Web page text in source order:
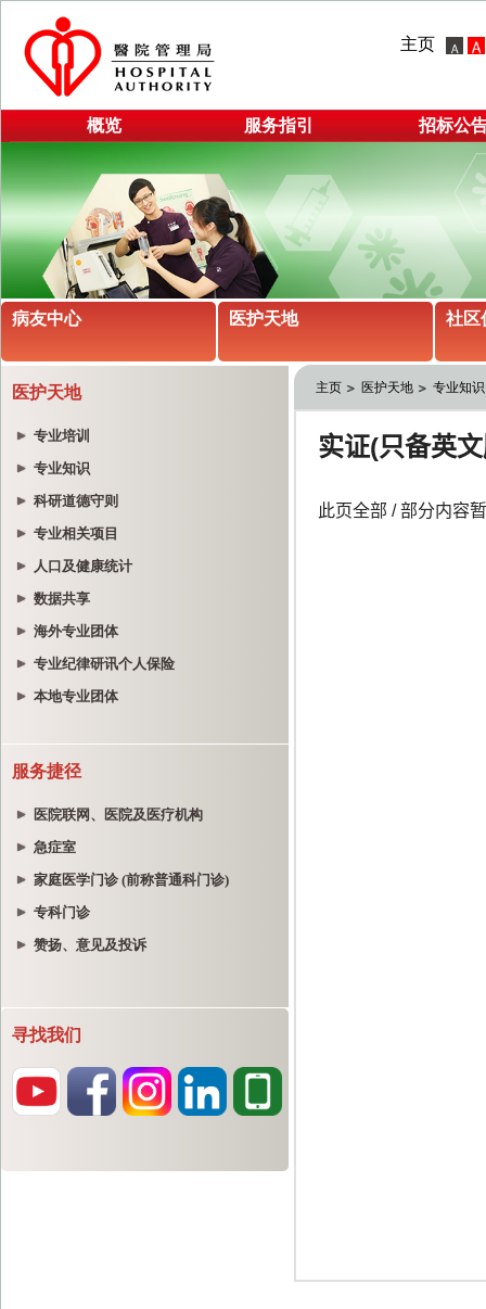
主页
概览 服务指引 招标公
病友中心 医护天地 社区
医护天地
专业培训
专业知识
科研道德守则
专业相关项目
人口及健康统计
数据共享
海外专业团体
专业纪律研讯个人保险
本地专业团体
服务捷径
医院联网、医院及医疗机构
急症室
家庭医学门诊 (前称普通科门诊)
专科门诊
赞扬、意见及投诉
寻找我们
主页 医护天地 专业知识